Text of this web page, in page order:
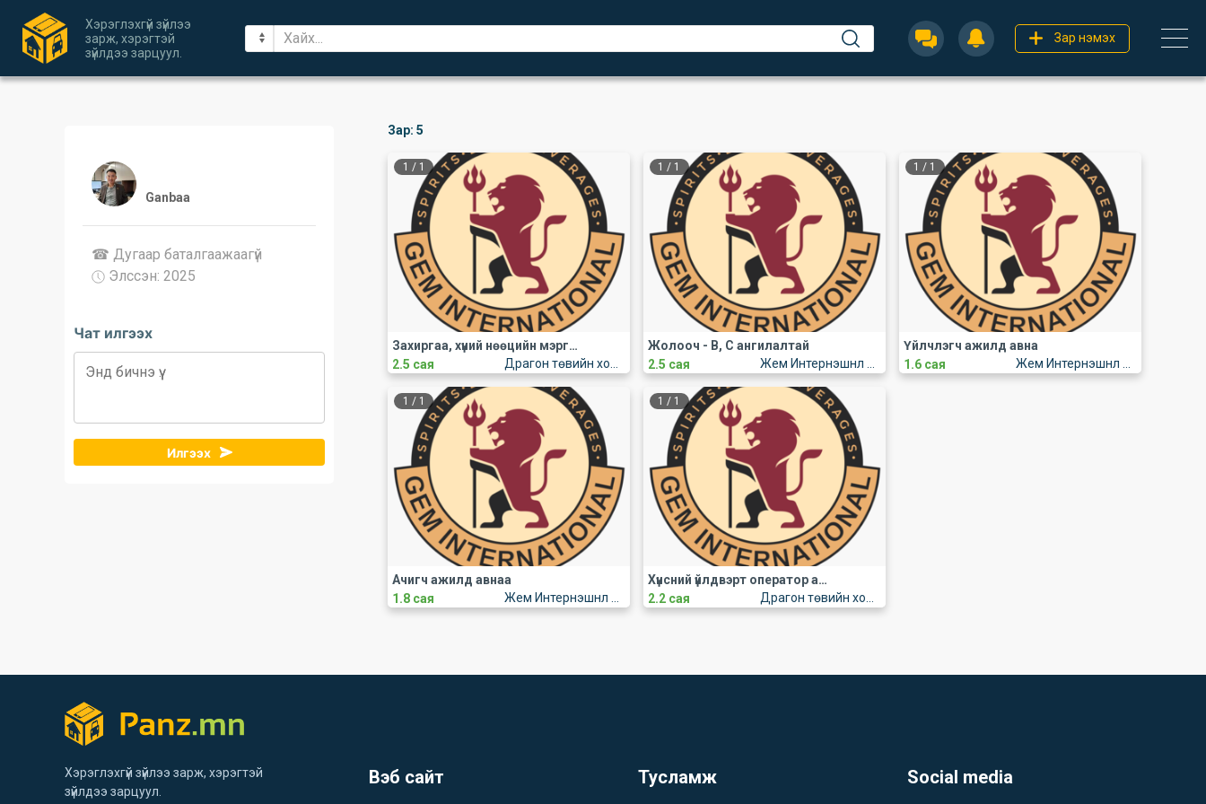
Хэрэглэхгүй зүйлээ
зарж, хэрэгтэй
зүйлдээ зарцуул.
Зар нэмэх
Ganbaa
☎ Дугаар баталгаажaaгүй
Элссэн: 2025
Чат илгээх
Илгээх
Зар: 5
1 / 1
Захиргаа, хүний нөөцийн мэргэжилтэн
2.5 сая
1 / 1
Жолооч - B, C ангилалтай
2.5 сая
1 / 1
Үйлчлэгч ажилд авна
1.6 сая
1 / 1
Ачигч ажилд авнаа
1.8 сая
1 / 1
Хүнсний үйлдвэрт оператор ажилд авна
2.2 сая
Хэрэглэхгүй зүйлээ зарж, хэрэгтэй
зүйлдээ зарцуул.
Вэб сайт Тусламж Social media